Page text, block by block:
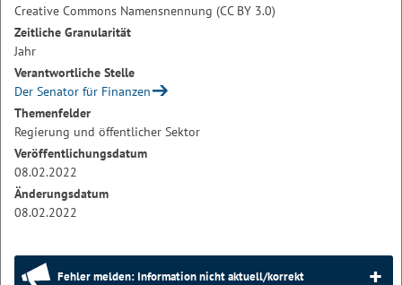
Creative Commons Namensnennung (CC BY 3.0)
Zeitliche Granularität
Jahr
Verantwortliche Stelle
Der Senator für Finanzen
Themenfelder
Regierung und öffentlicher Sektor
Veröffentlichungsdatum
08.02.2022
Änderungsdatum
08.02.2022
Fehler melden: Information nicht aktuell/korrekt